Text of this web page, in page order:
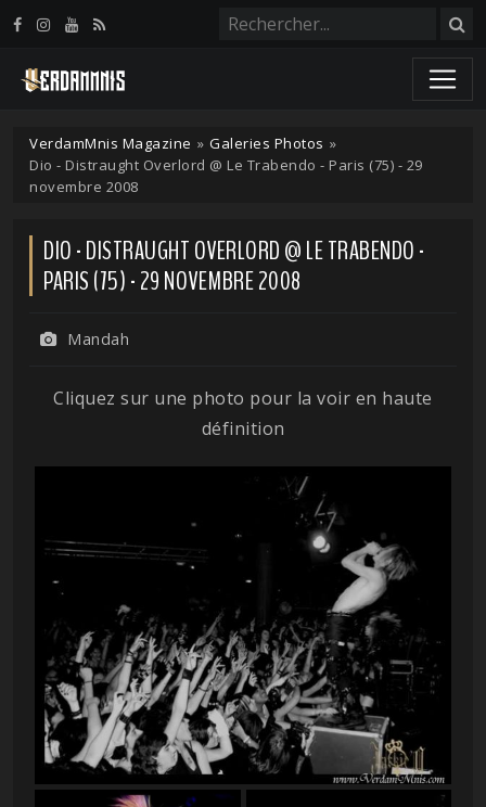
VerdamMnis Magazine » Galeries Photos »
Dio - Distraught Overlord @ Le Trabendo - Paris (75) - 29
novembre 2008
DIO - DISTRAUGHT OVERLORD @ LE TRABENDO -
PARIS (75) - 29 NOVEMBRE 2008
Mandah
Cliquez sur une photo pour la voir en haute
définition
Panneau de gestion des cookies